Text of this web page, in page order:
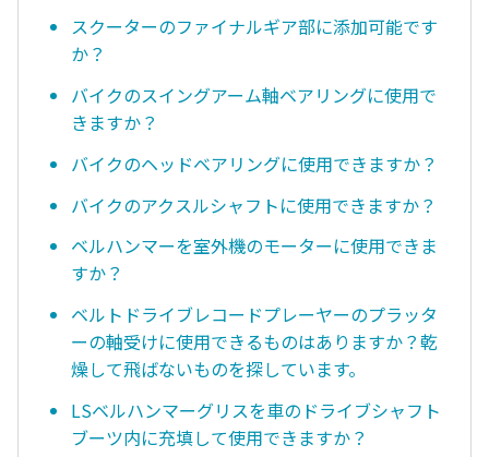
スクーターのファイナルギア部に添加可能です
か？
バイクのスイングアーム軸ベアリングに使用で
きますか？
バイクのヘッドベアリングに使用できますか？
バイクのアクスルシャフトに使用できますか？
ベルハンマーを室外機のモーターに使用できま
すか？
ベルトドライブレコードプレーヤーのプラッタ
ーの軸受けに使用できるものはありますか？乾
燥して飛ばないものを探しています。
LSベルハンマーグリスを車のドライブシャフト
ブーツ内に充填して使用できますか？